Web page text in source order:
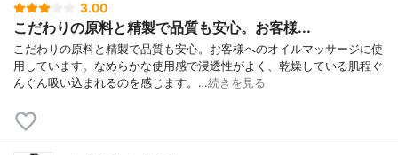
3.00
こだわりの原料と精製で品質も安心。お客様...
こだわりの原料と精製で品質も安心。お客様へのオイルマッサージに使
用しています。なめらかな使用感で浸透性がよく、乾燥している肌程ぐ
んぐん吸い込まれるのを感じます。…続きを見る